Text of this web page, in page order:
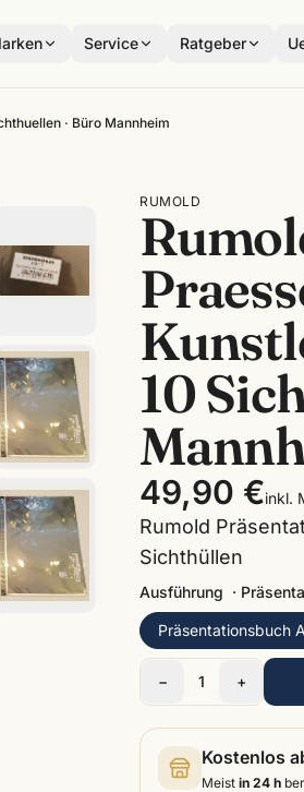
Service Ratgeber
· Büro Mannheim
RUMOLD
10
49,90 €inkl.
Rumold
Sichthüllen
Ausführung ·
Präsentationsbuch
− 1 +
Kostenlos
Meist in 24 h